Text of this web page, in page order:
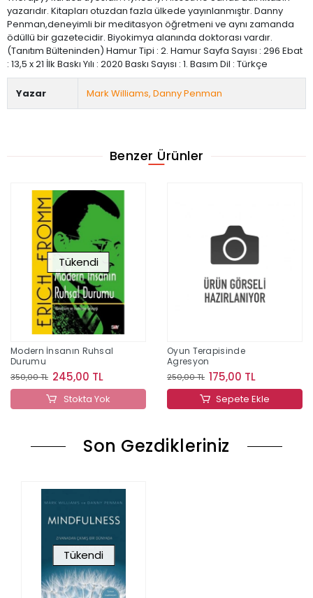
yazarıdır. Kitapları otuzdan fazla ülkede yayınlanmıştır. Danny
Penman,deneyimli bir meditasyon öğretmeni ve aynı zamanda
ödüllü bir gazetecidir. Biyokimya alanında doktorası vardır.
(Tanıtım Bülteninden) Hamur Tipi : 2. Hamur Sayfa Sayısı : 296 Ebat
: 13,5 x 21 İlk Baskı Yılı : 2020 Baskı Sayısı : 1. Basım Dil : Türkçe
Yazar Mark Williams, Danny Penman
Benzer Ürünler
Tükendi
Modern İnsanın Ruhsal
Durumu
350,00 TL 245,00 TL
Stokta Yok
Oyun Terapisinde
Agresyon
250,00 TL 175,00 TL
Sepete Ekle
Son Gezdikleriniz
Tükendi